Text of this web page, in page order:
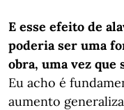
E esse efeito de
poderia ser uma
obra, uma vez que
Eu acho é
aumento